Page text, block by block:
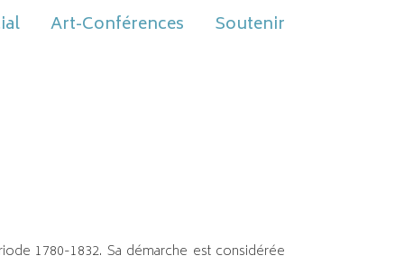
Art-Conférences Soutenir
1780-1832. Sa démarche est considérée